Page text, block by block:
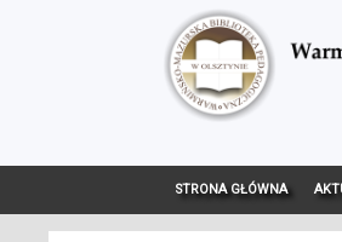
STRONA GŁÓWNA